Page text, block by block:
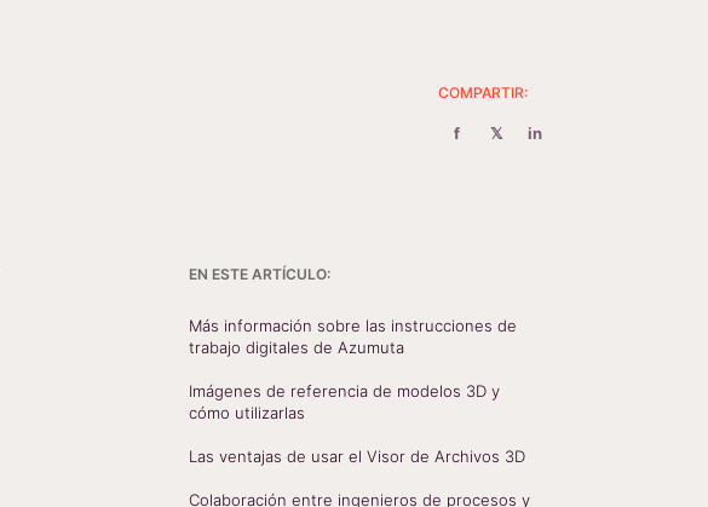
COMPARTIR:
f 𝕏 in
EN ESTE ARTÍCULO:
Más información sobre las instrucciones de
trabajo digitales de Azumuta
Imágenes de referencia de modelos 3D y
cómo utilizarlas
Las ventajas de usar el Visor de Archivos 3D
Colaboración entre ingenieros de procesos y